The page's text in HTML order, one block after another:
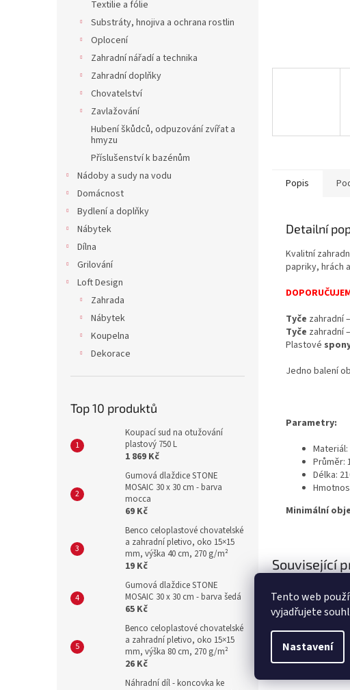
Tento web
vyjadřujete
Nastavení
Textilie a fólie
Substráty, hnojiva a ochrana rostlin
Oplocení
Zahradní nářadí a technika
Zahradní doplňky
Chovatelství
Zavlažování
Hubení škůdců, odpuzování zvířat a
hmyzu
Příslušenství k bazénům
Nádoby a sudy na vodu
Domácnost
Bydlení a doplňky
Nábytek
Dílna
Grilování
Loft Design
Zahrada
Nábytek
Koupelna
Dekorace
Top 10 produktů
Koupací sud na otužování
plastový 750 L
1 869 Kč
Gumová dlaždice STONE
MOSAIC 30 x 30 cm - barva
mocca
69 Kč
Benco celoplastové chovatelské
a zahradní pletivo, oko 15×15
mm, výška 40 cm, 270 g/m²
19 Kč
Gumová dlaždice STONE
MOSAIC 30 x 30 cm - barva šedá
65 Kč
Benco celoplastové chovatelské
a zahradní pletivo, oko 15×15
mm, výška 80 cm, 270 g/m²
26 Kč
Náhradní díl - koncovka ke
Popis
Detailní
Kvalitní
papriky, hrách
Tyče zahradní –
Tyče zahradní –
Plastové
Jedno balení
Parametry:
Průměr:
Délka:
Minimální
Související